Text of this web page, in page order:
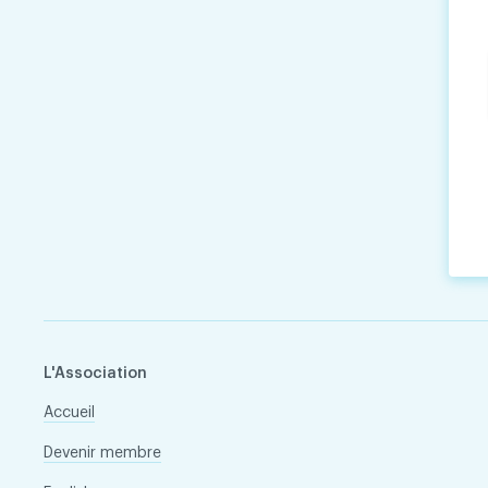
L'Association
Accueil
Devenir membre